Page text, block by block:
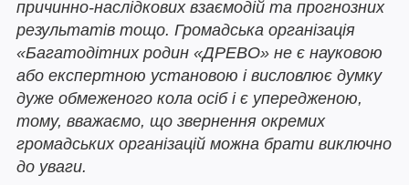
причинно-наслідкових взаємодій та прогнозних
результатів тощо. Громадська організація
«Багатодітних родин «ДРЕВО» не є науковою
або експертною установою і висловлює думку
дуже обмеженого кола осіб і є упередженою,
тому, вважаємо, що звернення окремих
громадських організацій можна брати виключно
до уваги.